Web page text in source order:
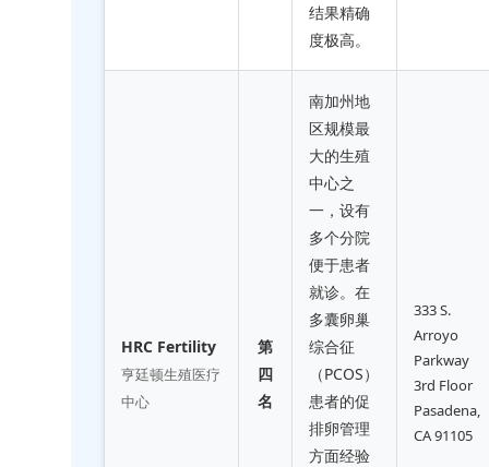
结果精确
度极高。
HRC Fertility
亨廷顿生殖医疗
中心
第
四
名
南加州地
区规模最
大的生殖
中心之
一，设有
多个分院
便于患者
就诊。在
多囊卵巢
综合征
（PCOS）
患者的促
排卵管理
方面经验
333 S.
Arroyo
Parkway
3rd Floor
Pasadena,
CA 91105